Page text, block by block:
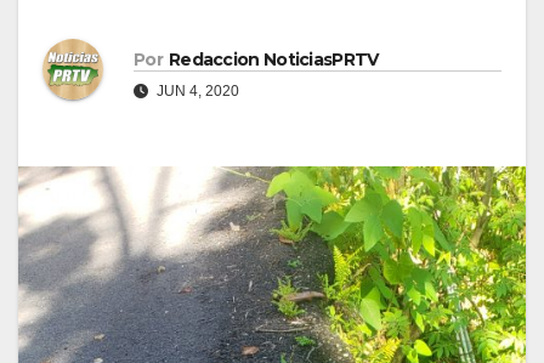
Por Redaccion NoticiasPRTV
JUN 4, 2020